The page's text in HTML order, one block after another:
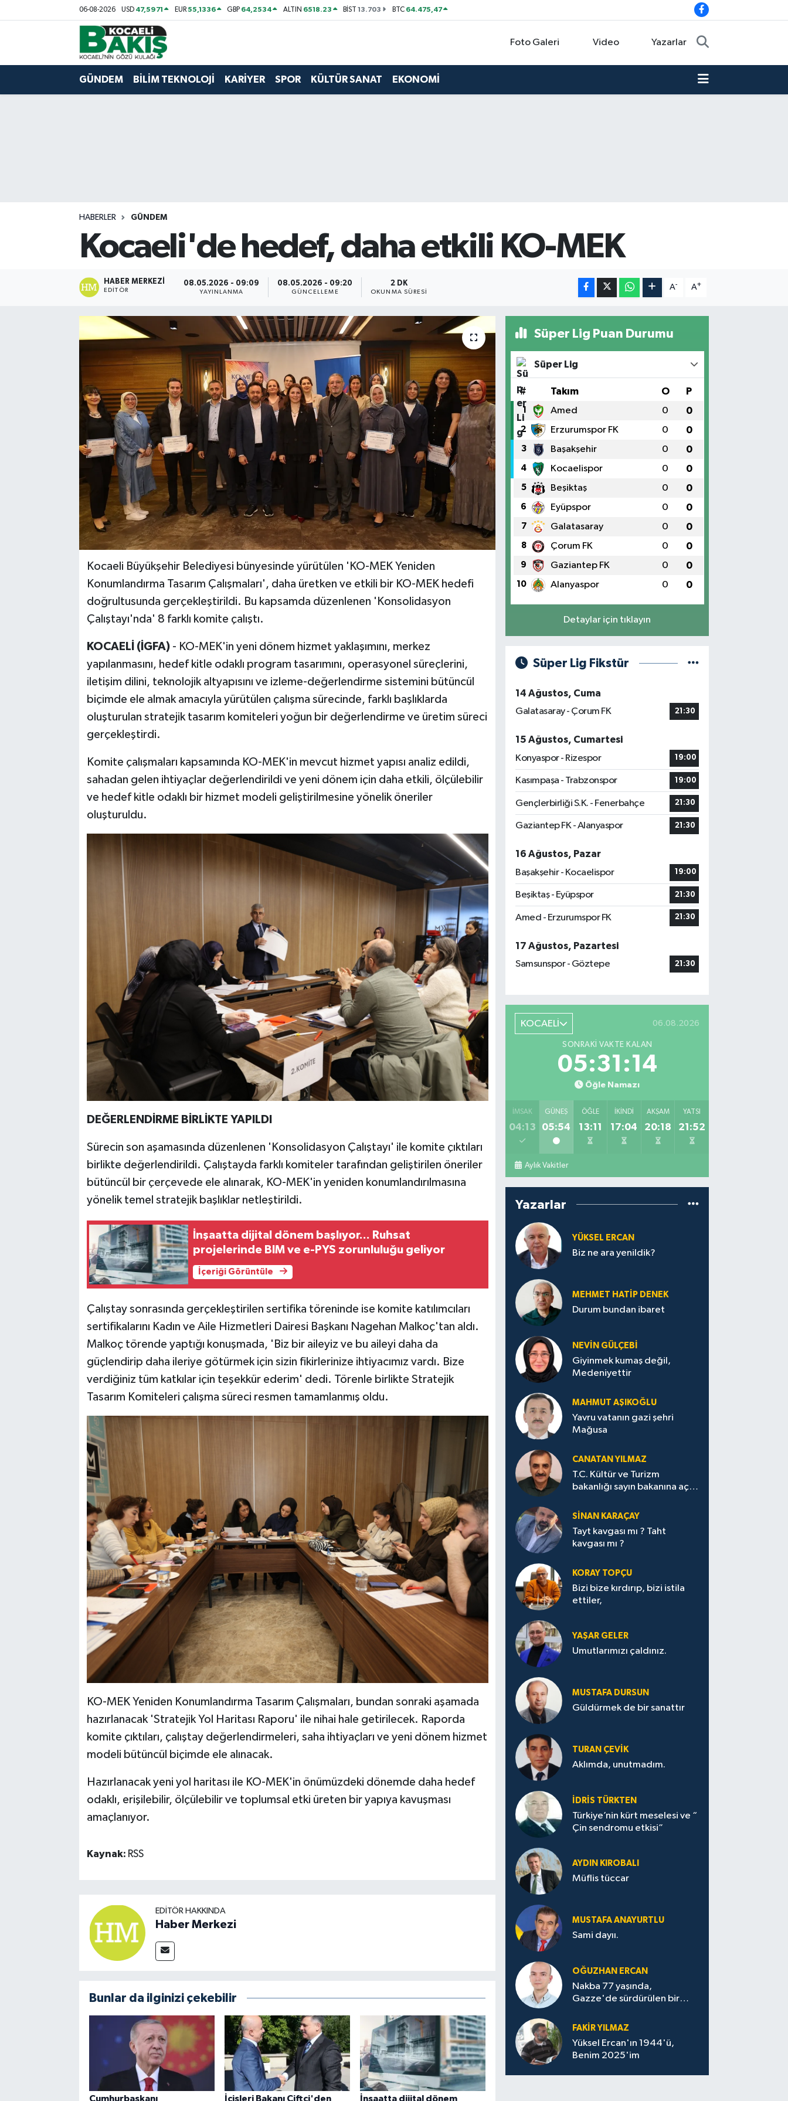
06-08-2026 USD 47,5971 EUR55,1336 GBP 64,2534 ALTIN 6518.23 BİST13.703 BTC 64.475,47
Foto Galeri Video Yazarlar
GÜNDEM BİLİM TEKNOLOJİ KARİYER SPOR KÜLTÜR SANAT EKONOMİ
HABERLER GÜNDEM
Kocaeli'de hedef, daha etkili KO-MEK
HABER MERKEZI
EDITÖR
08.05.2026 - 09:09
YAYINLANMA
08.05.2026 - 09:20
GÜNCELLEME
2 DK
OKUNMA SÜRESI
A- A+
Kocaeli Büyükşehir Belediyesi bünyesinde yürütülen 'KO-MEK Yeniden
Konumlandırma Tasarım Çalışmaları', daha üretken ve etkili bir KO-MEK hedefi
doğrultusunda gerçekleştirildi. Bu kapsamda düzenlenen 'Konsolidasyon
Çalıştayı'nda' 8 farklı komite çalıştı.
KOCAELİ (İGFA) - KO-MEK'in yeni dönem hizmet yaklaşımını, merkez
yapılanmasını, hedef kitle odaklı program tasarımını, operasyonel süreçlerini,
iletişim dilini, teknolojik altyapısını ve izleme-değerlendirme sistemini bütüncül
biçimde ele almak amacıyla yürütülen çalışma sürecinde, farklı başlıklarda
oluşturulan stratejik tasarım komiteleri yoğun bir değerlendirme ve üretim süreci
gerçekleştirdi.
Komite çalışmaları kapsamında KO-MEK'in mevcut hizmet yapısı analiz edildi,
sahadan gelen ihtiyaçlar değerlendirildi ve yeni dönem için daha etkili, ölçülebilir
ve hedef kitle odaklı bir hizmet modeli geliştirilmesine yönelik öneriler
oluşturuldu.
DEĞERLENDİRME BİRLİKTE YAPILDI
Sürecin son aşamasında düzenlenen 'Konsolidasyon Çalıştayı' ile komite çıktıları
birlikte değerlendirildi. Çalıştayda farklı komiteler tarafından geliştirilen öneriler
bütüncül bir çerçevede ele alınarak, KO-MEK'in yeniden konumlandırılmasına
yönelik temel stratejik başlıklar netleştirildi.
İnşaatta dijital dönem başlıyor... Ruhsat
projelerinde BIM ve e-PYS zorunluluğu geliyor
İçeriği Görüntüle
Çalıştay sonrasında gerçekleştirilen sertifika töreninde ise komite katılımcıları
sertifikalarını Kadın ve Aile Hizmetleri Dairesi Başkanı Nagehan Malkoç'tan aldı.
Malkoç törende yaptığı konuşmada, 'Biz bir aileyiz ve bu aileyi daha da
güçlendirip daha ileriye götürmek için sizin fikirlerinize ihtiyacımız vardı. Bize
verdiğiniz tüm katkılar için teşekkür ederim' dedi. Törenle birlikte Stratejik
Tasarım Komiteleri çalışma süreci resmen tamamlanmış oldu.
KO-MEK Yeniden Konumlandırma Tasarım Çalışmaları, bundan sonraki aşamada
hazırlanacak 'Stratejik Yol Haritası Raporu' ile nihai hale getirilecek. Raporda
komite çıktıları, çalıştay değerlendirmeleri, saha ihtiyaçları ve yeni dönem hizmet
modeli bütüncül biçimde ele alınacak.
Hazırlanacak yeni yol haritası ile KO-MEK'in önümüzdeki dönemde daha hedef
odaklı, erişilebilir, ölçülebilir ve toplumsal etki üreten bir yapıya kavuşması
amaçlanıyor.
Kaynak: RSS
EDITÖR HAKKINDA
Haber Merkezi
Bunlar da ilginizi çekebilir
Cumhurbaşkanı İçişleri Bakanı Çiftçi'den İnşaatta dijital dönem
Süper Lig Puan Durumu
Süper Lig
# Takım O P
1 Amed 0 0
2 Erzurumspor FK 0 0
3 Başakşehir 0 0
4 Kocaelispor 0 0
5 Beşiktaş 0 0
6 Eyüpspor 0 0
7 Galatasaray 0 0
8 Çorum FK 0 0
9 Gaziantep FK 0 0
10 Alanyaspor 0 0
Detaylar için tıklayın
Süper Lig Fikstür
14 Ağustos, Cuma
Galatasaray - Çorum FK
21:30
15 Ağustos, Cumartesi
Konyaspor - Rizespor
19:00
Kasımpaşa - Trabzonspor 19:00
Gençlerbirliği S.K. - Fenerbahçe 21:30
Gaziantep FK - Alanyaspor 21:30
16 Ağustos, Pazar
Başakşehir - Kocaelispor
19:00
Beşiktaş - Eyüpspor 21:30
Amed - Erzurumspor FK 21:30
17 Ağustos, Pazartesi
Samsunspor - Göztepe
21:30
KOCAELİ 06.08.2026
SONRAKI VAKTE KALAN
05:31:12
Öğle Namazı
İMSAK
04:13
GÜNEŞ
05:54
ÖĞLE
13:11
İKINDI
17:04
AKŞAM
20:18
YATSI
21:52
Aylık Vakitler
Yazarlar
YÜKSEL ERCAN
Biz ne ara yenildik?
MEHMET HATİP DENEK
Durum bundan ibaret
NEVİN GÜLÇEBİ
Giyinmek kumaş değil,
Medeniyettir
MAHMUT AŞIKOĞLU
Yavru vatanın gazi şehri
Mağusa
CANATAN YILMAZ
T.C. Kültür ve Turizm
bakanlığı sayın bakanına açık
SİNAN KARAÇAY
Tayt kavgası mı ? Taht
kavgası mı ?
KORAY TOPÇU
Bizi bize kırdırıp, bizi istila
ettiler,
YAŞAR GELER
Umutlarımızı çaldınız.
MUSTAFA DURSUN
Güldürmek de bir sanattır
TURAN ÇEVİK
Aklımda, unutmadım.
İDRİS TÜRKTEN
Türkiye’nin kürt meselesi ve “
Çin sendromu etkisi”
AYDIN KIROBALI
Müflis tüccar
MUSTAFA ANAYURTLU
Sami dayıı.
OĞUZHAN ERCAN
Nakba 77 yaşında,
Gazze'de sürdürülen bir
FAKİR YILMAZ
Yüksel Ercan'ın 1944'ü,
Benim 2025'im
Kocaeli Nöbetçi Eczaneler
Kocaeli Hava Durumu